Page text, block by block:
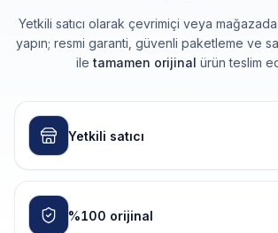
Yetkili satıcı olarak çevrimiçi veya
yapın; resmi garanti, güvenli paketleme ve
ile tamamen orijinal ürün teslim
Yetkili satıcı
%100 orijinal